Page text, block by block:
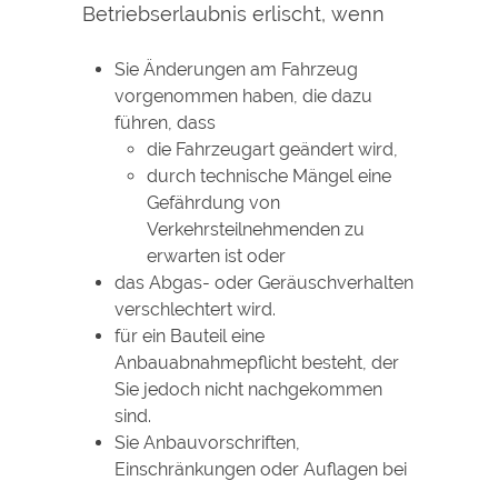
Betriebserlaubnis erlischt, wenn
Sie Änderungen am Fahrzeug
vorgenommen haben, die dazu
führen, dass
die Fahrzeugart geändert wird,
durch technische Mängel eine
Gefährdung von
Verkehrsteilnehmenden zu
erwarten ist oder
das Abgas- oder Geräuschverhalten
verschlechtert wird.
für ein Bauteil eine
Anbauabnahmepflicht besteht, der
Sie jedoch nicht nachgekommen
sind.
Sie Anbauvorschriften,
Einschränkungen oder Auflagen bei